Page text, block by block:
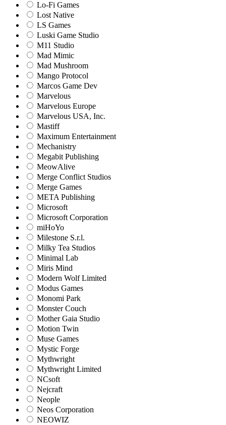
Lo-Fi Games
Lost Native
LS Games
Luski Game Studio
M11 Studio
Mad Mimic
Mad Mushroom
Mango Protocol
Marcos Game Dev
Marvelous
Marvelous Europe
Marvelous USA, Inc.
Mastiff
Maximum Entertainment
Mechanistry
Megabit Publishing
MeowAlive
Merge Conflict Studios
Merge Games
META Publishing
Microsoft
Microsoft Corporation‬
miHoYo
Milestone S.r.l.
Milky Tea Studios
Minimal Lab
Miris Mind
Modern Wolf Limited
Modus Games
Monomi Park
Monster Couch
Mother Gaia Studio
Motion Twin
Muse Games
Mystic Forge
Mythwright
Mythwright Limited
NCsoft
Nejcraft
Neople
Neos Corporation
NEOWIZ